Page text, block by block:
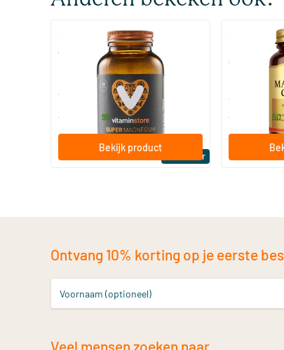
Bestseller
(510)
Super Magnesium
60/​120 tabletten
Vitaminstore
vanaf 95
Bekijk product
Magnesium
Citraat)
60/​120
Solgar
vanaf 50
Ontvang 10% korting op je eerste
Voornaam (optioneel)
Veel mensen zoeken naar